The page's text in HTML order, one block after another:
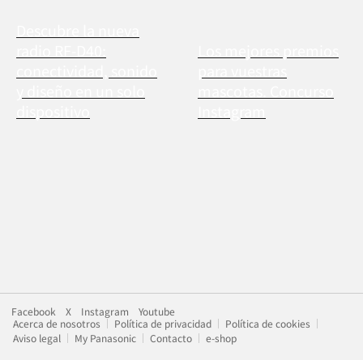
Facebook X Instagram
Youtube
Acerca de nosotros
Política de privacidad
Política de cookies
Aviso legal
My Panasonic Contacto e-shop